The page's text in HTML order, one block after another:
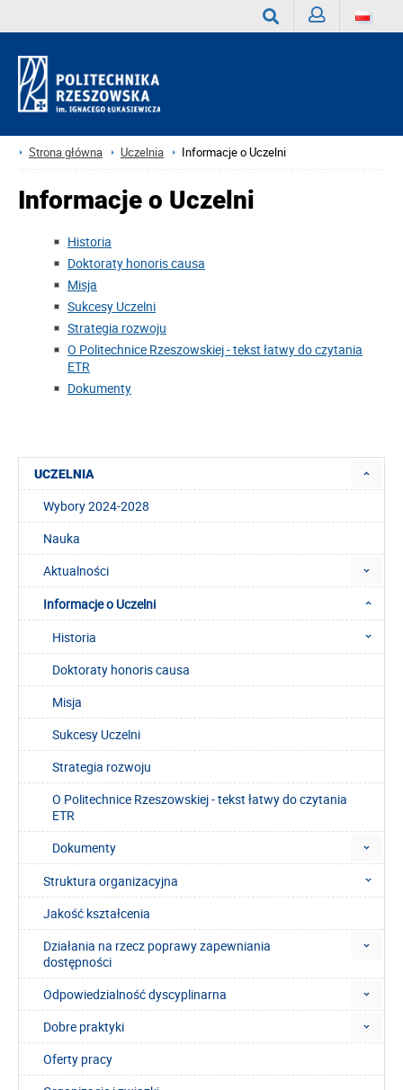
Strona główna Uczelnia Informacje o Uczelni
Informacje o Uczelni
Historia
Doktoraty honoris causa
Misja
Sukcesy Uczelni
Strategia rozwoju
O Politechnice Rzeszowskiej - tekst łatwy do czytania
ETR
Dokumenty
UCZELNIA
Wybory 2024-2028
Nauka
Aktualności
Informacje o Uczelni
Historia
Doktoraty honoris causa
Misja
Sukcesy Uczelni
Strategia rozwoju
O Politechnice Rzeszowskiej - tekst łatwy do czytania
ETR
Dokumenty
Struktura organizacyjna
Jakość kształcenia
Działania na rzecz poprawy zapewniania
dostępności
Odpowiedzialność dyscyplinarna
Dobre praktyki
Oferty pracy